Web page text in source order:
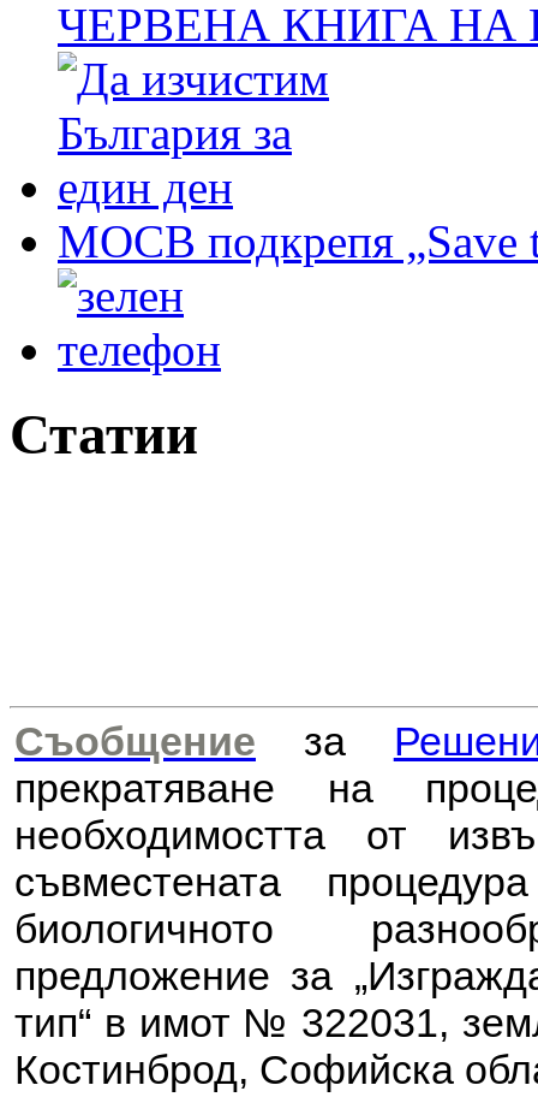
ЧЕРВЕНА КНИГА НА
МОСВ подкрепя „Save
Статии
Съобщение за
прекратяване на
необходимостта от
съвместената
биологичното
предложение за
тип“ в имот № 322031,
Костинброд, Софийска